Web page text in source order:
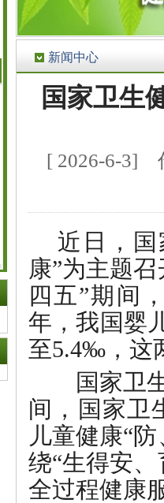
新闻中心
国家卫生
[ 2026-6-3]
近日，
康”为主题
四五”期间
年，我国婴
至5.4‰，这
国家卫生
间，国家卫
儿童健康“
绕“生得安
全过程健康